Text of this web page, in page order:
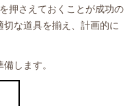
押さえておくことが成功の
な道具を揃え、計画的に
します。